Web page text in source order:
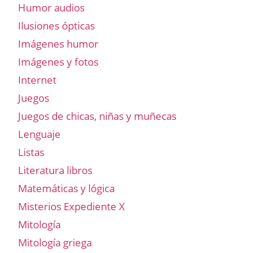
Humor audios
Ilusiones ópticas
Imágenes humor
Imágenes y fotos
Internet
Juegos
Juegos de chicas, niñas y muñecas
Lenguaje
Listas
Literatura libros
Matemáticas y lógica
Misterios Expediente X
Mitología
Mitología griega